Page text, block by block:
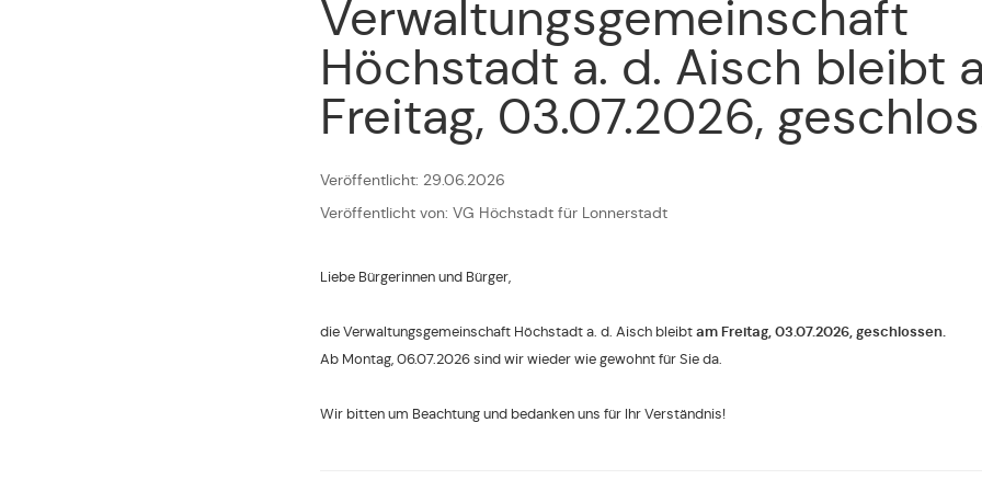
Verwaltungsgemeinschaft
Höchstadt a. d. Aisch bleibt
Freitag, 03.07.2026,
Veröffentlicht: 29.06.2026
Veröffentlicht von: VG Höchstadt für Lonnerstadt
Liebe Bürgerinnen und Bürger,
die Verwaltungsgemeinschaft Höchstadt a. d. Aisch bleibtam Freitag, 03.07.2026, geschlossen.
Ab Montag, 06.07.2026 sind wir wieder wie gewohnt für Sie da.
Wir bitten um Beachtung und bedanken uns für Ihr Verständnis!